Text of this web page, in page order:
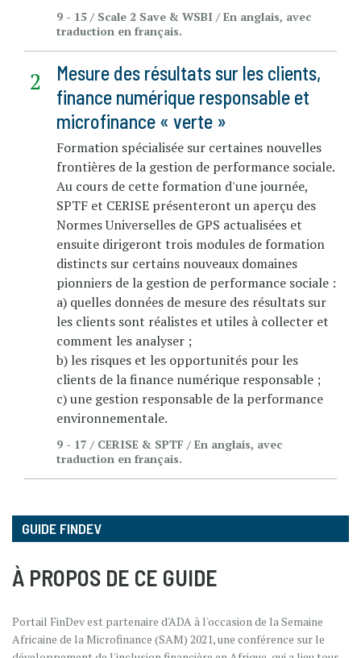
9 - 15 / Scale 2 Save & WSBI / En anglais, avec
traduction en français.
Mesure des résultats sur les clients,
finance numérique responsable et
microfinance « verte »
Formation spécialisée sur certaines nouvelles
frontières de la gestion de performance sociale.
Au cours de cette formation d'une journée,
SPTF et CERISE présenteront un aperçu des
Normes Universelles de GPS actualisées et
ensuite dirigeront trois modules de formation
distincts sur certains nouveaux domaines
pionniers de la gestion de performance sociale :
a) quelles données de mesure des résultats sur
les clients sont réalistes et utiles à collecter et
comment les analyser ;
b) les risques et les opportunités pour les
clients de la finance numérique responsable ;
c) une gestion responsable de la performance
environnementale.
9 - 17 / CERISE & SPTF / En anglais, avec
traduction en français.
GUIDE FINDEV
À PROPOS DE CE GUIDE
Portail FinDev est partenaire d'ADA à l'occasion de la Semaine
Africaine de la Microfinance (SAM) 2021, une conférence sur le